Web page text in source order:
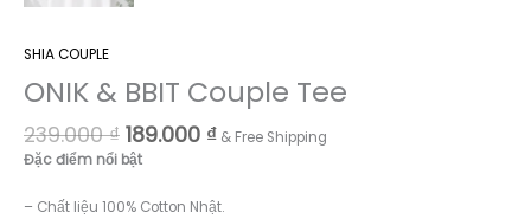
SHIA COUPLE
ONIK & BBIT Couple Tee
239.000₫ Giá
gốc
là:
239.000 ₫.
189.000 ₫Giá
là:
& Free Shipping
Đặc điểm nổi bật
– Chất liệu 100% Cotton Nhật.